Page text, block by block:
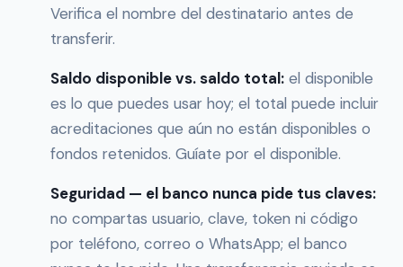
Verifica el nombre del destinatario antes de
transferir.
Saldo disponible vs. saldo total: el disponible
es lo que puedes usar hoy; el total puede incluir
acreditaciones que aún no están disponibles o
fondos retenidos. Guíate por el disponible.
Seguridad — el banco nunca pide tus claves:
no compartas usuario, clave, token ni código
por teléfono, correo o WhatsApp; el banco